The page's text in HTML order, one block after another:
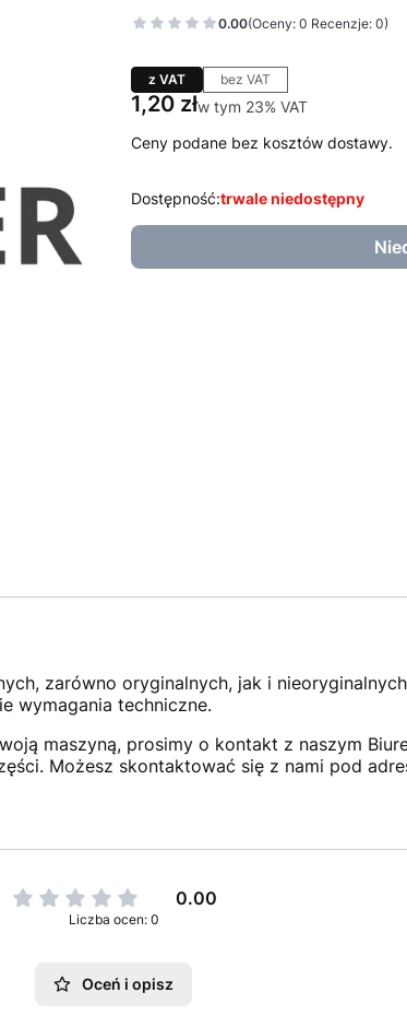
0.00(Oceny: 0 Recenzje: 0)
z VAT bez VAT
Cena
1,20 złw tym 23% VAT
w tym 23% VAT
Ceny podane bez kosztów dostawy.
Dostępność:trwale niedostępny
zarówno oryginalnych, jak i
wymagania techniczne.
maszyną, prosimy o kontakt z naszym
Możesz skontaktować się z nami pod
0.00
Liczba ocen: 0
Oceń i opisz